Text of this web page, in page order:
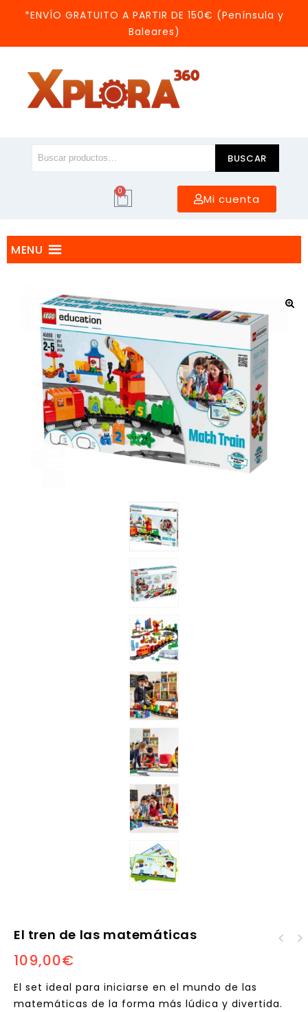
*ENVÍO GRATUITO A PARTIR DE 150€ (Península y
Baleares)
BUSCAR
0
Mi cuenta
MENU
El tren de las matemáticas
109,00€
El set ideal para iniciarse en el mundo de las
matemáticas de la forma más lúdica y divertida.